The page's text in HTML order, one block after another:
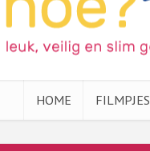
HOME FILMPJES